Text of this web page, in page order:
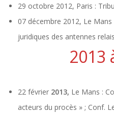
29 octobre 2012, Paris :
07 décembre 2012, Le
juridiques des antennes
2013
22 février 2013, Le Mans :
acteurs du procès » ; Conf.